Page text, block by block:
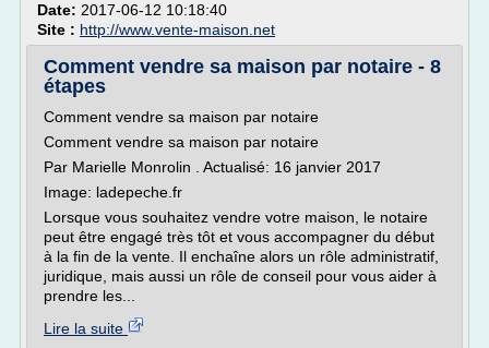
Date: 2017-06-12 10:18:40
Site : http://www.vente-maison.net
Comment vendre sa maison par notaire - 8
étapes
Comment vendre sa maison par notaire
Comment vendre sa maison par notaire
Par Marielle Monrolin . Actualisé: 16 janvier 2017
Image: ladepeche.fr
Lorsque vous souhaitez vendre votre maison, le notaire
peut être engagé très tôt et vous accompagner du début
à la fin de la vente. Il enchaîne alors un rôle administratif,
juridique, mais aussi un rôle de conseil pour vous aider à
prendre les...
Lire la suite